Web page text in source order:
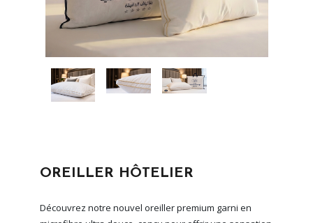
OREILLER HÔTELIER
Découvrez notre nouvel oreiller premium garni en